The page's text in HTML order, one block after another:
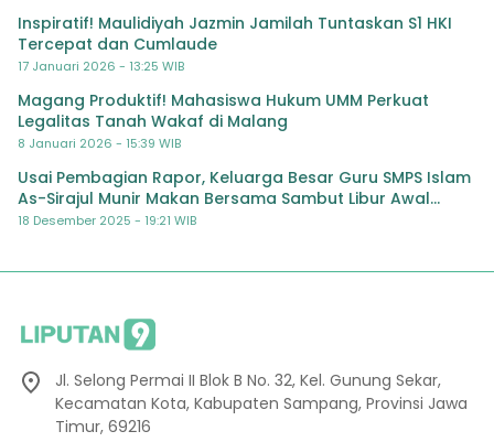
Inspiratif! Maulidiyah Jazmin Jamilah Tuntaskan S1 HKI
Tercepat dan Cumlaude
17 Januari 2026 - 13:25 WIB
Magang Produktif! Mahasiswa Hukum UMM Perkuat
Legalitas Tanah Wakaf di Malang
8 Januari 2026 - 15:39 WIB
Usai Pembagian Rapor, Keluarga Besar Guru SMPS Islam
As-Sirajul Munir Makan Bersama Sambut Libur Awal
Semester
18 Desember 2025 - 19:21 WIB
Jl. Selong Permai II Blok B No. 32, Kel. Gunung Sekar,
Kecamatan Kota, Kabupaten Sampang, Provinsi Jawa
Timur, 69216